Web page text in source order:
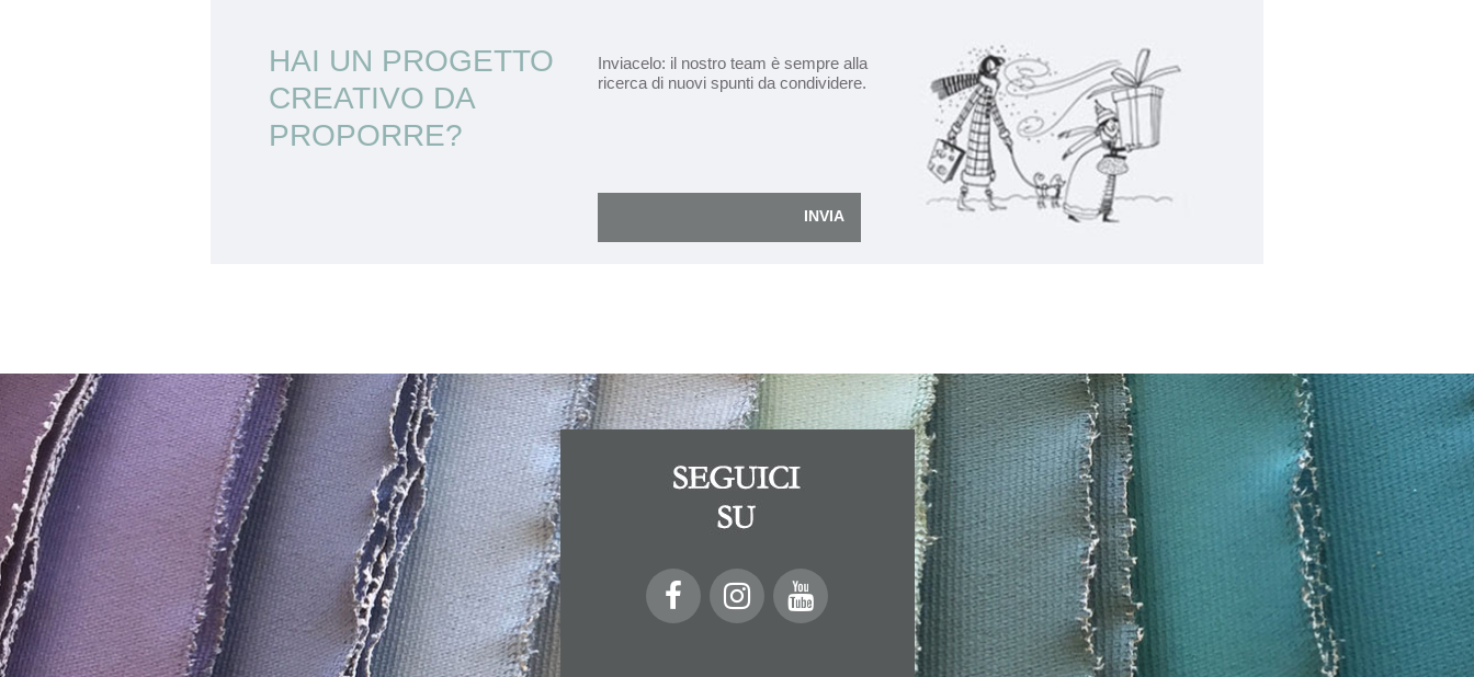
HAI UN PROGETTO
CREATIVO DA
PROPORRE?
Inviacelo: il nostro team è sempre alla
ricerca di nuovi spunti da condividere.
INVIA